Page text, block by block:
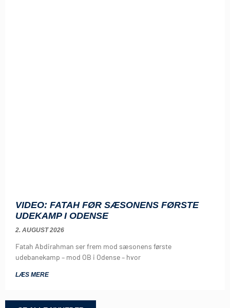
VIDEO: FATAH FØR SÆSONENS FØRSTE
UDEKAMP I ODENSE
2. AUGUST 2026
Fatah Abdirahman ser frem mod sæsonens første
udebanekamp – mod OB i Odense – hvor
LÆS MERE